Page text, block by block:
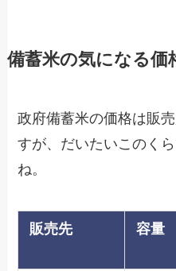
備蓄米の気になる価
政府備蓄米の価格は販
すが、だいたいこのく
ね。
販売先 容量